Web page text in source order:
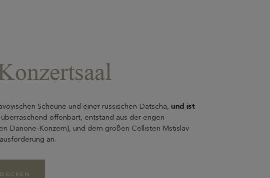
Scheune und einer russischen Datscha, und ist
offenbart, entstand aus der engen
Danone-Konzern), und dem großen Cellisten Mstislav
an.